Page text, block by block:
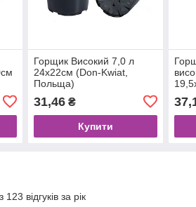
Горщик Високий 7,0 л
24х22см (Don-Kwiat,
Польща)
31,46₴
Купити
відгуків за рік